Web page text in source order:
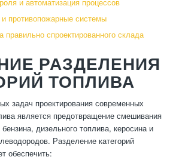
и противопожарные системы
спроектированного склада
РАЗДЕЛЕНИЯ
ТОПЛИВА
задач проектирования современных
является предотвращение смешивания
дизельного топлива, керосина и
Разделение категорий
обеспечить: